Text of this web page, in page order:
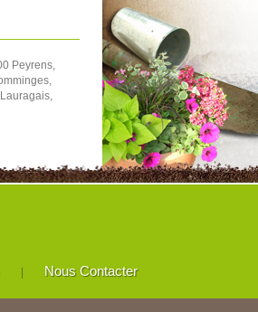
Peyrens,
| Nous Contacter